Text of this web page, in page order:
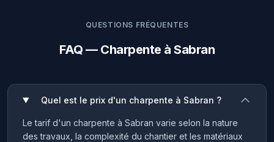
QUESTIONS FRÉQUENTES
FAQ — Charpente à Sabran
Quel est le prix d'un charpente à Sabran ?
Le tarif d'un charpente à Sabran varie selon la nature
des travaux, la complexité du chantier et les matériaux